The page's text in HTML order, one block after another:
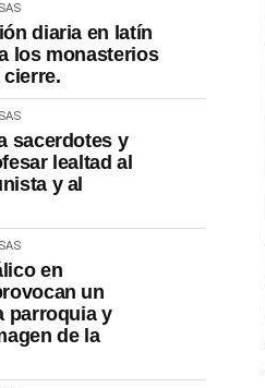
diaria en latín
los monasterios
sacerdotes y
lealtad al
y al
en
un
parroquia y
de la